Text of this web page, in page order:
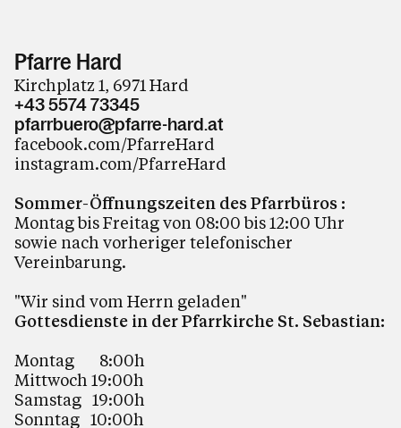
Pfarre Hard
Kirchplatz 1, 6971 Hard
+43 5574 73345
pfarrbuero@pfarre-hard.at
facebook.com/PfarreHard
instagram.com/PfarreHard
Sommer-Öffnungszeiten des Pfarrbüros :
Montag bis Freitag von 08:00 bis 12:00 Uhr
sowie nach vorheriger telefonischer
Vereinbarung.
"Wir sind vom Herrn geladen"
Gottesdienste in der Pfarrkirche St. Sebastian:
Montag 8:00h
Mittwoch 19:00h
Samstag 19:00h
Sonntag 10:00h